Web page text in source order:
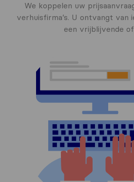
We koppelen uw
verhuisfirma’s. U ontvangt van
een vrijblijvende